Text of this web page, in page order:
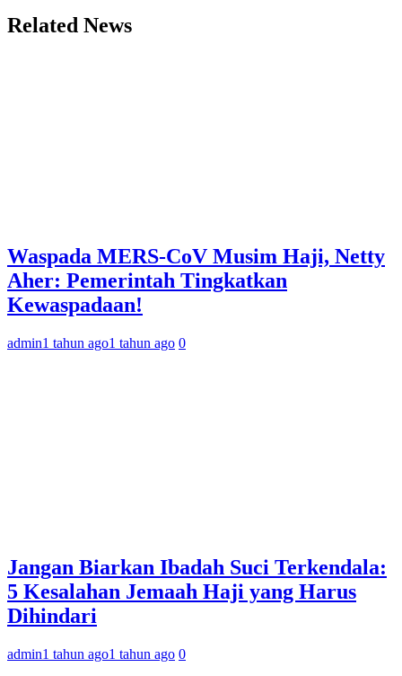
Related News
Waspada MERS-CoV Musim Haji, Netty
Aher: Pemerintah Tingkatkan
Kewaspadaan!
admin1 tahun ago1 tahun ago 0
Jangan Biarkan Ibadah Suci Terkendala:
5 Kesalahan Jemaah Haji yang Harus
Dihindari
admin1 tahun ago1 tahun ago 0